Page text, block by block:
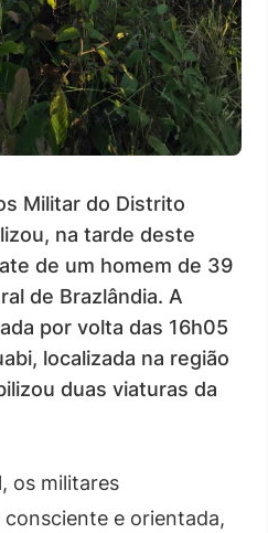
Militar do Distrito
na tarde deste
de um homem de 39
de Brazlândia. A
por volta das 16h05
localizada na região
duas viaturas da
os militares
e orientada,